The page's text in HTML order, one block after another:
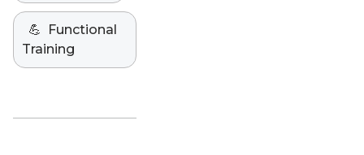
💪
Functional
Training